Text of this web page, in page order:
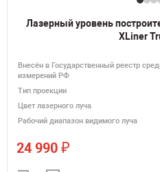
Лазерный уровень
XLiner
Внесён в Государственный реестр
измерений РФ
Тип проекции
Цвет лазерного луча
Рабочий диапазон видимого луча
24 990 ₽